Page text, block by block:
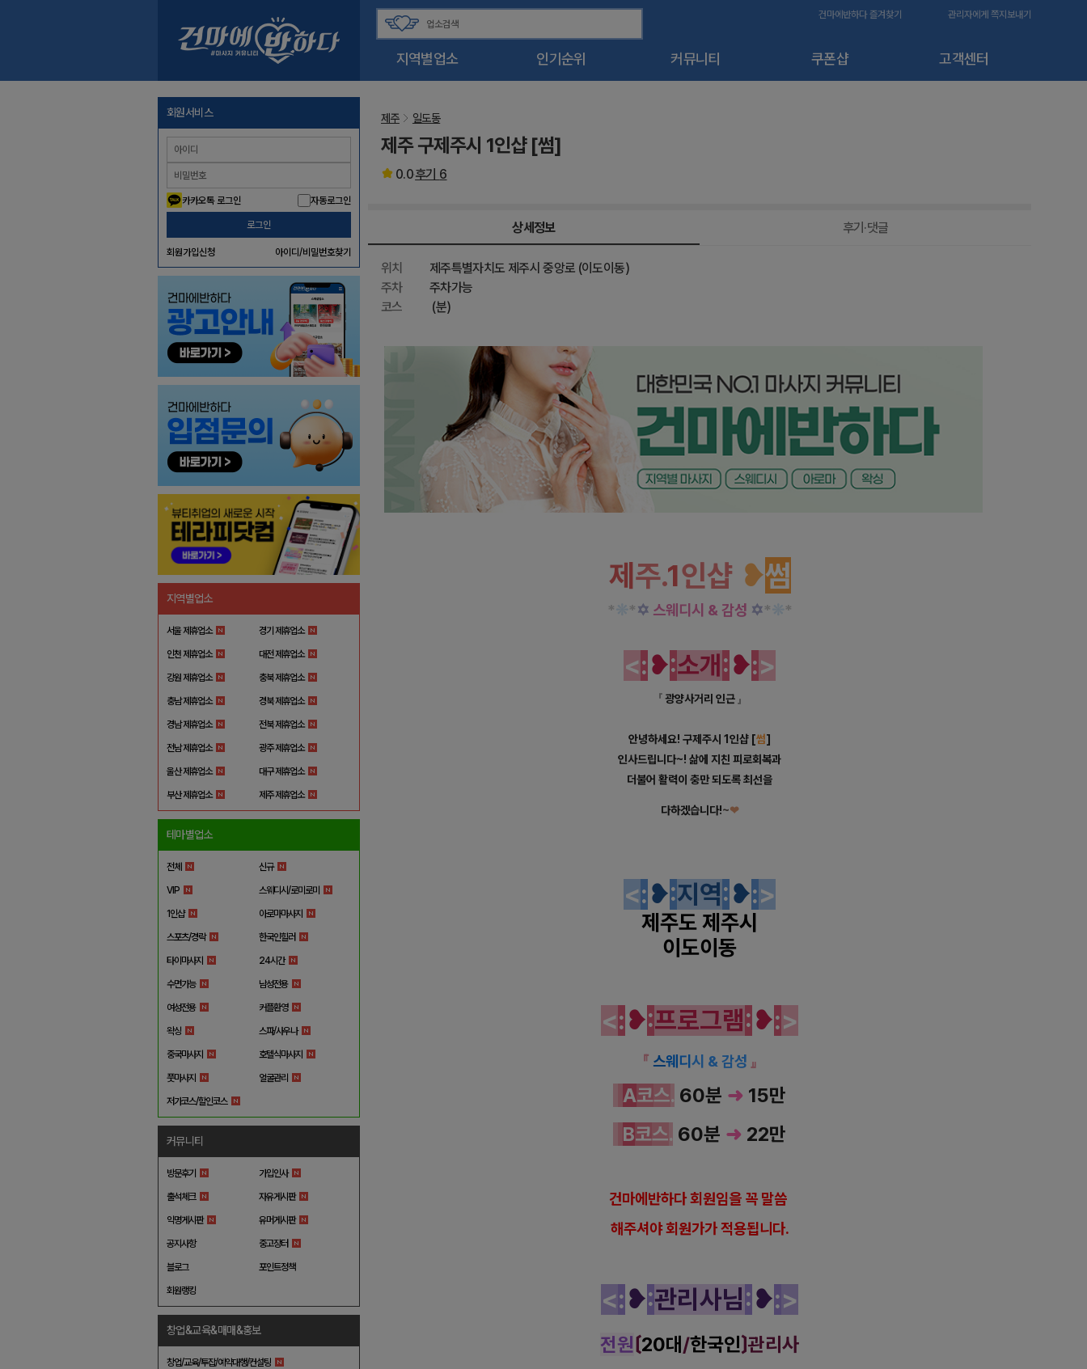
지역별업소 인기순위 커뮤니티 쿠폰샵 고객센터
건마에반하다 즐겨찾기 관리자에게 쪽지보내기
회원서비스
카카오톡 로그인 자동로그인
로그인
회원가입신청 아이디/비밀번호찾기
지역별업소
서울 제휴업소 경기 제휴업소
인천 제휴업소 대전 제휴업소
강원 제휴업소 충북 제휴업소
충남 제휴업소 경북 제휴업소
경남 제휴업소 전북 제휴업소
전남 제휴업소 광주 제휴업소
울산 제휴업소 대구 제휴업소
부산 제휴업소 제주 제휴업소
테마별업소
전체 신규
VIP 스웨디시/로미로미
1인샵 아로마마사지
스포츠/경락 한국인힐러
타이마사지 24시간
수면가능 남성전용
여성전용 커플환영
왁싱 스파/사우나
중국마사지 호텔식마사지
풋마사지 얼굴관리
저가코스/할인코스
커뮤니티
방문후기 가입인사
출석체크 자유게시판
익명게시판 유머게시판
공지사항 중고장터
블로그 포인트정책
회원랭킹
창업&교육&매매&홍보
창업/교육/투잡/예약대행/컨설팅
제주 일도동
제주 구제주시 1인샵 [썸]
0.0후기 6
상세정보 후기·댓글
위치
제주특별자치도 제주시 중앙로 (이도이동)
주차
주차가능
코스
(분)
제 주.1인샵 ❥썸
* *✡ 스웨디시 & 감성 ✡* *
<:❥:소개 :❥:>
「광양사거리 인근 」
안녕하세요! 구제주시 1인샵 [썸]
인사드립니다~! 삶에 지친 피로회복과
더불어 활력이 충만 되도록 최선을
다하겠습니다!~❤
<:❥:지 역:❥:>
제주도 제주시
이도이동
<:❥:프로그램:❥:>
『 스웨디시 & 감성 』
A코스. 60분 ➜ 15만
B코스. 60분 ➜ 22만
건마에반하다 회원임을 꼭 말씀
해주셔야 회원가가 적용됩니다.
<:❥:관리 사님:❥:>
전원〔20대/한국인〕관리사